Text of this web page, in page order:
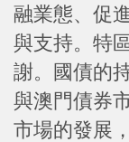
融業態、促
與支持。特
謝。國債的
與澳門債券
市場的發展